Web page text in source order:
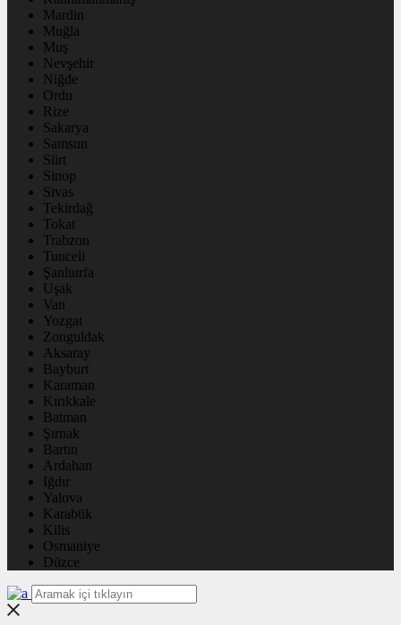
Mardin
Muğla
Muş
Nevşehir
Niğde
Ordu
Rize
Sakarya
Samsun
Siirt
Sinop
Sivas
Tekirdağ
Tokat
Trabzon
Tunceli
Şanlıurfa
Uşak
Van
Yozgat
Zonguldak
Aksaray
Bayburt
Karaman
Kırıkkale
Batman
Şırnak
Bartın
Ardahan
Iğdır
Yalova
Karabük
Kilis
Osmaniye
Düzce